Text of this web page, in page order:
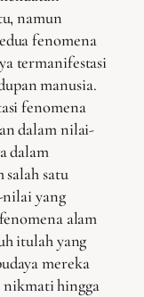
namun
fenomena
termanifestasi
manusia.
fenomena
dalam nilai-
dalam
satu
yang
alam
itulah yang
mereka
nikmati hingga